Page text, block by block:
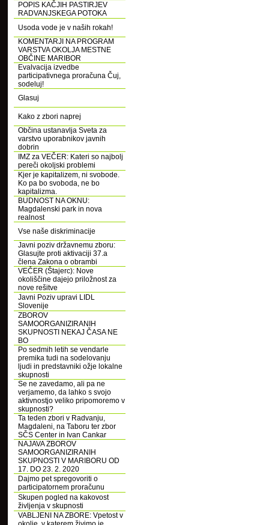
POPIS KAČJIH PASTIRJEV
RADVANJSKEGA POTOKA
Usoda vode je v naših rokah!
KOMENTARJI NA PROGRAM
VARSTVA OKOLJA MESTNE
OBČINE MARIBOR
Evalvacija izvedbe
participativnega proračuna Čuj,
sodeluj!
Glasuj
Kako z zbori naprej
Občina ustanavlja Sveta za
varstvo uporabnikov javnih
dobrin
IMZ za VEČER: Kateri so najbolj
pereči okoljski problemi
Kjer je kapitalizem, ni svobode.
Ko pa bo svoboda, ne bo
kapitalizma.
BUDNOST NA OKNU:
Magdalenski park in nova
realnost
Vse naše diskriminacije
Javni poziv državnemu zboru:
Glasujte proti aktivaciji 37.a
člena Zakona o obrambi
VEČER (Štajerc): Nove
okoliščine dajejo priložnost za
nove rešitve
Javni Poziv upravi LIDL
Slovenije
ZBOROV
SAMOORGANIZIRANIH
SKUPNOSTI NEKAJ ČASA NE
BO
Po sedmih letih se vendarle
premika tudi na sodelovanju
ljudi in predstavniki ožje lokalne
skupnosti
Se ne zavedamo, ali pa ne
verjamemo, da lahko s svojo
aktivnostjo veliko pripomoremo v
skupnosti?
Ta teden zbori v Radvanju,
Magdaleni, na Taboru ter zbor
SČS Center in Ivan Cankar
NAJAVA ZBOROV
SAMOORGANIZIRANIH
SKUPNOSTI V MARIBORU OD
17. DO 23. 2. 2020
Dajmo pet spregovoriti o
participatornem proračunu
Skupen pogled na kakovost
življenja v skupnosti
VABLJENI NA ZBORE: Vpetost v